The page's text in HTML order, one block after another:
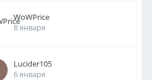
WoWPrice
8 января
Lucider105
6 января